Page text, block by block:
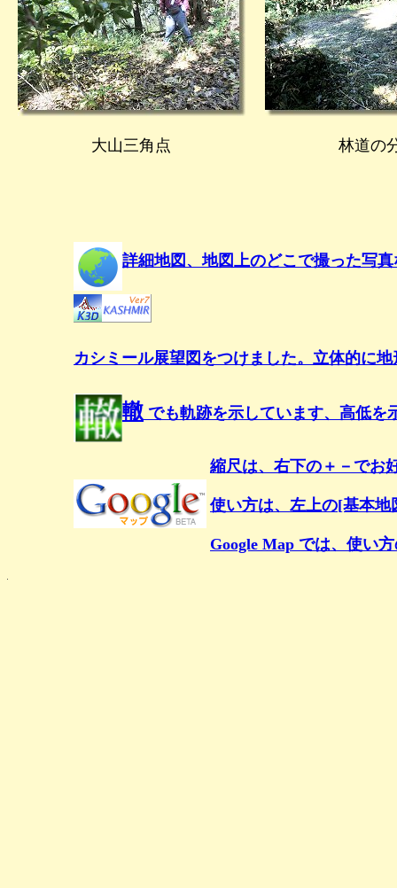
大山三角点 林道の
詳細地図、地図上のどこで撮った写
カシミール展望図をつけました。立体的に
轍 でも軌跡を示しています、高低を
縮尺は、右下の＋－でお
使い方は、左上の[基本
Google Map では、使い